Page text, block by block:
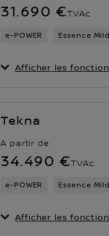
31.690 €TVAc
e‑POWER Essence
Afficher les
Tekna
A partir de
34.490 €TVAc
e‑POWER Essence
Afficher les